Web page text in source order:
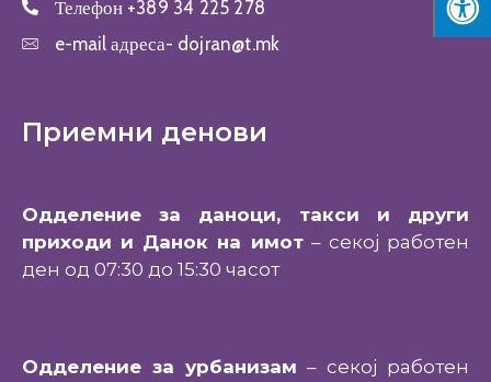
Телефон +389 34 225 278
e-mail адреса- dojran@t.mk
Приемни денови
Одделение за даноци, такси и други
приходи и Данок на имот– секој работен
ден од 07:30 до 15:30 часот
Одделение за урбанизам – секој работен